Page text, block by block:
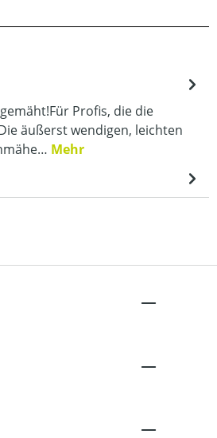
Profis, die die
äußerst wendigen, leichten
Mehr